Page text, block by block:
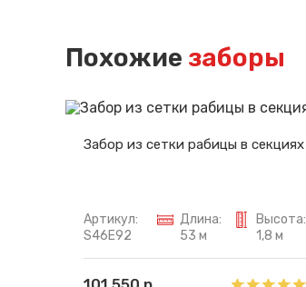
Похожие заборы
Забор из сетки рабицы в секциях
Артикул:
S46E92
Длина:
53 м
Высота:
1,8 м